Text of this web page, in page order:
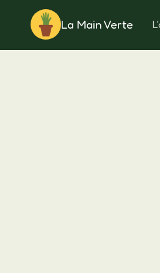
La Main Verte
Rotation